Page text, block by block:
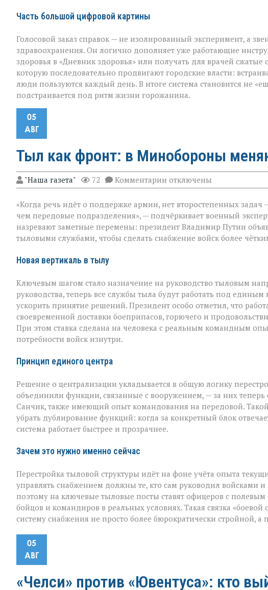
Часть большой цифровой картины
Голосовой заказ справок — не изолированный эксперимент, а
здравоохранения. Он логично дополняет уже работающие
здоровья в «Дневник здоровья» или получать для врачей
которую последовательно продвигают городские власти:
люди пользуются каждый день. В итоге система становится не
подстраивается под ритм жизни горожанина.
05
АВГ
Тыл как фронт: в Минобороны
"Наша газета" 72 Комментарии к
записи
как
фронт:
Минобороны
меняют
отключены
«Когда речь идёт о поддержке армии, нет второстепенных
чем передовые подразделения», — подчёркивает военный
назревают заметные перемены: президент Владимир Путин
тыловыми службами, чтобы сделать снабжение войск более
Новая вертикаль в тылу
Ключевым шагом стало назначение на руководство тыловым
руководства, теперь все службы тыла будут работать под
ускорить принятие решений. Президент особо отметил, что
своевременной доставки боеприпасов, горючего и
При этом ставка сделана на человека с реальным командным
потребности войск изнутри.
Принцип единого центра
Решение о централизации укладывается в общую логику
объединили функции, связанные с вооружением, — за них теперь
Санчик, также имеющий опыт командования на передовой.
убрать дублирование функций: когда за конкретный блок
система работает быстрее и прозрачнее.
Зачем это нужно именно сейчас
Перестройка тыловой структуры идёт на фоне учёта опыта
управлять снабжением должны те, кто сам руководил войсками
поэтому на ключевые тыловые посты ставят офицеров с
бойцов и командиров в реальных условиях. Такая связка
систему снабжения не просто более бюрократически стройной,
05
АВГ
«Челси» против «Ювентуса»: кто